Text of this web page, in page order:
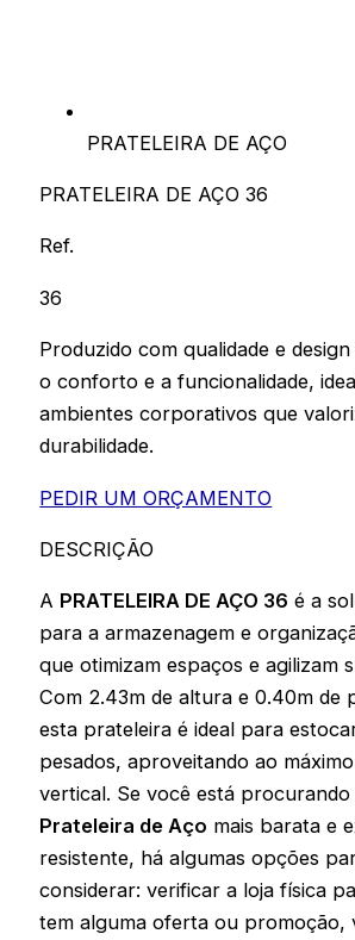
PRATELEIRA DE AÇO
PRATELEIRA DE AÇO 36
Ref.
36
Produzido com qualidade e
o conforto e a funcionalidade,
ambientes corporativos que
durabilidade.
PEDIR UM ORÇAMENTO
DESCRIÇÃO
A PRATELEIRA DE AÇO 36 é a
para a armazenagem e
que otimizam espaços e agilizam
Com 2.43m de altura e 0.40m de
esta prateleira é ideal para
pesados, aproveitando ao
vertical. Se você está procurando
Prateleira de Aço mais barata e
resistente, há algumas opções
considerar: verificar a loja física
tem alguma oferta ou promoção,